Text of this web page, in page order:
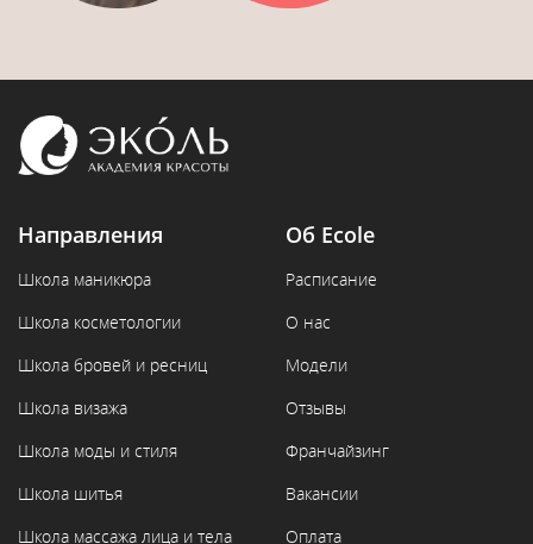
Направления
Школа маникюра
Школа косметологии
Школа бровей и ресниц
Школа визажа
Школа моды и стиля
Школа шитья
Школа массажа лица и тела
Об Ecole
Расписание
О нас
Модели
Отзывы
Франчайзинг
Вакансии
Оплата